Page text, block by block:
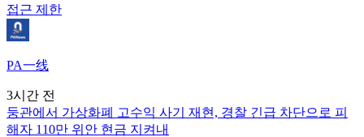
접근 제한
PA一线
3시간 전
둥관에서 가상화폐 고수익 사기 재현, 경찰 긴급 차단으로 피
해자 110만 위안 현금 지켜내